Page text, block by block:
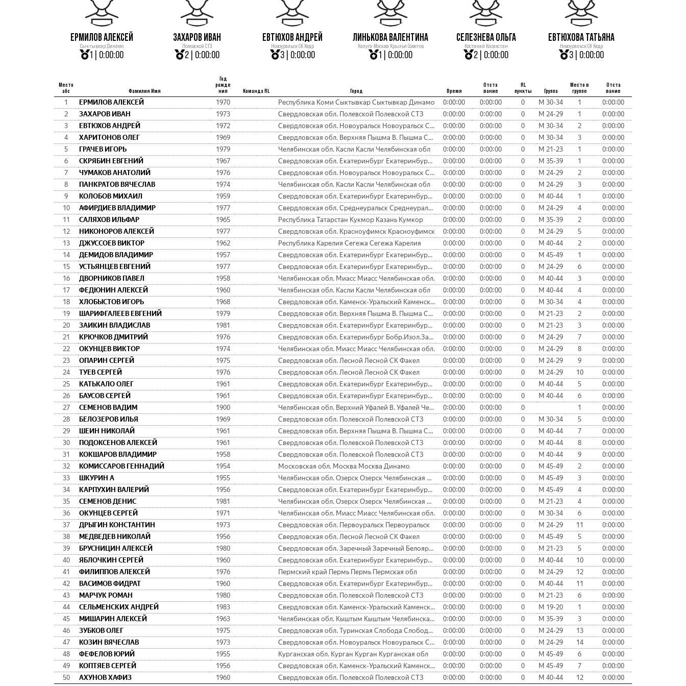
ЕРМИЛОВ АЛЕКСЕЙ
Сыктывкар Динамо
1 | 0:00:00
ЗАХАРОВ ИВАН
Полевской СТЗ
2 | 0:00:00
ЕВТЮХОВ АНДРЕЙ
Новоуральск СК Кедр
3 | 0:00:00
ЛИНЬКОВА ВАЛЕНТИНА
Калуга-Москва Крылья Советов
1 | 0:00:00
СЕЛЕЗНЕВА ОЛЬГА
Костанай Казахстан
2 | 0:00:00
ЕВТЮХОВА ТАТЬЯНА
Новоуральск СК Кедр
3 | 0:00:00
Место
абс
Фамилия Имя
Год
рожде
ния
Команда RL Город Время
Отста
вание
RL
пункты
Группа
Место в
группе
Отста
вание
1 ЕРМИЛОВ АЛЕКСЕЙ 1970 Республика Коми Сыктывкар Сыктывкар Динамо 0:00:00 0:00:00 0 М 30-34 1
0:00:00
2
ЗАХАРОВ ИВАН 1973 Свердловская обл. Полевской Полевской СТЗ 0:00:00 0:00:00 0 М 24-29 1
0:00:00
3
ЕВТЮХОВ АНДРЕЙ 1972 Свердловская обл. Новоуральск Новоуральск СК Кедр 0:00:00 0:00:00 0 М 30-34 2
0:00:00
4
ХАРИТОНОВ ОЛЕГ 1969 Свердловская обл. Верхняя Пышма В. Пышма СК УЭМ 0:00:00 0:00:00 0 М 30-34 3
0:00:00
5
ГРАЧЕВ ИГОРЬ 1979 Челябинская обл. Касли Касли Челябинская обл 0:00:00 0:00:00 0 М 21-23 1
0:00:00
6
СКРЯБИН ЕВГЕНИЙ 1967 Свердловская обл. Екатеринбург Екатеринбург РТИ 0:00:00 0:00:00 0 М 35-39 1
0:00:00
7
ЧУМАКОВ АНАТОЛИЙ 1976 Свердловская обл. Новоуральск Новоуральск СК Кедр 0:00:00 0:00:00 0 М 24-29 2
0:00:00
8
ПАНКРАТОВ ВЯЧЕСЛАВ 1974 Челябинская обл. Касли Касли Челябинская обл 0:00:00 0:00:00 0 М 24-29 3
0:00:00
9
КОЛОБОВ МИХАИЛ 1959 Свердловская обл. Екатеринбург Екатеринбург ОПС Уралмаш 0:00:00 0:00:00 0 М 40-44 1
0:00:00
10
АФИРДИЕВ ВЛАДИМИР 1977 Свердловская обл. Среднеуральск Среднеуральск 0:00:00 0:00:00 0 М 24-29 4
0:00:00
11
САЛЯХОВ ИЛЬФАР 1965 Республика Татарстан Кукмор Казань Кумкор 0:00:00 0:00:00 0 М 35-39 2
0:00:00
12
НИКОНОРОВ АЛЕКСЕЙ 1977 Свердловская обл. Красноуфимск Красноуфимск 0:00:00 0:00:00 0 М 24-29 5
0:00:00
13
ДЖУССОЕВ ВИКТОР 1962 Республика Карелия Сегежа Сегежа Карелия 0:00:00 0:00:00 0 М 40-44 2
0:00:00
14
ДЕМИДОВ ВЛАДИМИР 1957 Свердловская обл. Екатеринбург Екатеринбург ОПС Уралмаш 0:00:00 0:00:00 0 М 45-49 1
0:00:00
15
УСТЬЯНЦЕВ ЕВГЕНИЙ 1977 Свердловская обл. Екатеринбург Екатеринбург СУВДТ 0:00:00 0:00:00 0 М 24-29 6
0:00:00
16
ДВОРНИКОВ ПАВЕЛ 1958 Челябинская обл. Миасс Миасс Челябинская обл. 0:00:00 0:00:00 0 М 40-44 3
0:00:00
17
ФЕДЮНИН АЛЕКСЕЙ 1960 Челябинская обл. Касли Касли Челябинская обл 0:00:00 0:00:00 0 М 40-44 4
0:00:00
18
ХЛОБЫСТОВ ИГОРЬ 1968 Свердловская обл. Каменск-Уральский Каменск-Уральский УАЗ СУАЛ 0:00:00 0:00:00 0 М 30-34 4
0:00:00
19
ШАРИФГАЛЕЕВ ЕВГЕНИЙ 1979 Свердловская обл. Верхняя Пышма В. Пышма СК УЭМ 0:00:00 0:00:00 0 М 21-23 2
0:00:00
20
ЗАИКИН ВЛАДИСЛАВ 1981 Свердловская обл. Екатеринбург Екатеринбург УГЛТУ 0:00:00 0:00:00 0 М 21-23 3
0:00:00
21
КРЮЧКОВ ДМИТРИЙ 1976 Свердловская обл. Екатеринбург Бобр.Изол.Завод 0:00:00 0:00:00 0 М 24-29 7
0:00:00
22
ОКУНЦЕВ ВИКТОР 1974 Челябинская обл. Миасс Миасс Челябинская обл. 0:00:00 0:00:00 0 М 24-29 8
0:00:00
23
ОПАРИН СЕРГЕЙ 1975 Свердловская обл. Лесной Лесной СК Факел 0:00:00 0:00:00 0 М 24-29 9
0:00:00
24
ТУЕВ СЕРГЕЙ 1976 Свердловская обл. Лесной Лесной СК Факел 0:00:00 0:00:00 0 М 24-29 10
0:00:00
25
КАТЬКАЛО ОЛЕГ 1961 Свердловская обл. Екатеринбург Екатеринбург СК Луч 0:00:00 0:00:00 0 М 40-44 5
0:00:00
26
БАУСОВ СЕРГЕЙ 1961 Свердловская обл. Екатеринбург Екатеринбург ОПС Уралмаш 0:00:00 0:00:00 0 М 40-44 6
0:00:00
27
СЕМЕНОВ ВАДИМ 1900 Челябинская обл. Верхний Уфалей В. Уфалей Челябинская обл 0:00:00 0:00:00 0 1
0:00:00
28
БЕЛОЗЕРОВ ИЛЬЯ 1969 Свердловская обл. Полевской Полевской СТЗ 0:00:00 0:00:00 0 М 30-34 5
0:00:00
29
ШЕИН НИКОЛАЙ 1961 Свердловская обл. Верхняя Пышма В. Пышма СК УЭМ 0:00:00 0:00:00 0 М 40-44 7
0:00:00
30
ПОДОКСЕНОВ АЛЕКСЕЙ 1961 Свердловская обл. Полевской Полевской СТЗ 0:00:00 0:00:00 0 М 40-44 8
0:00:00
31
КОКШАРОВ ВЛАДИМИР 1958 Свердловская обл. Полевской Полевской СТЗ 0:00:00 0:00:00 0 М 40-44 9
0:00:00
32
КОМИССАРОВ ГЕННАДИЙ 1954 Московская обл. Москва Москва Динамо 0:00:00 0:00:00 0 М 45-49 2
0:00:00
33
ШКУРИН А 1955 Челябинская обл. Озерск Озерск Челябинская обл 0:00:00 0:00:00 0 М 45-49 3
0:00:00
34
КАРПУХИН ВАЛЕРИЙ 1956 Свердловская обл. Екатеринбург Екатеринбург СК Луч 0:00:00 0:00:00 0 М 45-49 4
0:00:00
35
СЕМЕНОВ ДЕНИС 1981 Челябинская обл. Озерск Озерск Челябинская обл 0:00:00 0:00:00 0 М 21-23 4
0:00:00
36
ОКУНЦЕВ СЕРГЕЙ 1971 Челябинская обл. Миасс Миасс Челябинская обл. 0:00:00 0:00:00 0 М 30-34 6
0:00:00
37
ДРЫГИН КОНСТАНТИН 1973 Свердловская обл. Первоуральск Первоуральск 0:00:00 0:00:00 0 М 24-29 11
0:00:00
38
МЕДВЕДЕВ НИКОЛАЙ 1956 Свердловская обл. Лесной Лесной СК Факел 0:00:00 0:00:00 0 М 45-49 5
0:00:00
39
БРУСНИЦИН АЛЕКСЕЙ 1980 Свердловская обл. Заречный Заречный Белоярская АЭС 0:00:00 0:00:00 0 М 21-23 5
0:00:00
40
ЯБЛОЧКИН СЕРГЕЙ 1960 Свердловская обл. Екатеринбург Екатеринбург СК Луч 0:00:00 0:00:00 0 М 40-44 10
0:00:00
41
ФИЛИППОВ АЛЕКСЕЙ 1976 Пермский край Пермь Пермь Пермская обл 0:00:00 0:00:00 0 М 24-29 12
0:00:00
42
ВАСИМОВ ФИДРАТ 1960 Свердловская обл. Екатеринбург Екатеринбург СК Луч 0:00:00 0:00:00 0 М 40-44 11
0:00:00
43
МАРЧУК РОМАН 1980 Свердловская обл. Полевской Полевской СТЗ 0:00:00 0:00:00 0 М 21-23 6
0:00:00
44
СЕЛЬМЕНСКИХ АНДРЕЙ 1983 Свердловская обл. Каменск-Уральский Каменск-Уральский 0:00:00 0:00:00 0 М 19-20 1
0:00:00
45
МИШАРИН АЛЕКСЕЙ 1963 Челябинская обл. Кыштым Кыштым Челябинская обл 0:00:00 0:00:00 0 М 35-39 3
0:00:00
46
ЗУБКОВ ОЛЕГ 1975 Свердловская обл. Туринская Слобода Слободо-Туринск 0:00:00 0:00:00 0 М 24-29 13
0:00:00
47
КОЗИН ВЯЧЕСЛАВ 1973 Свердловская обл. Новоуральск Новоуральск СК Кедр 0:00:00 0:00:00 0 М 24-29 14
0:00:00
48
ФЕФЕЛОВ ЮРИЙ 1955 Курганская обл. Курган Курган Курганская обл 0:00:00 0:00:00 0 М 45-49 6
0:00:00
49
КОПТЯЕВ СЕРГЕЙ 1956 Свердловская обл. Каменск-Уральский Каменск-Уральский 0:00:00 0:00:00 0 М 45-49 7
0:00:00
50
АХУНОВ ХАФИЗ 1960 Свердловская обл. Полевской Полевской СТЗ 0:00:00 0:00:00 0 М 40-44 12 0:00:00